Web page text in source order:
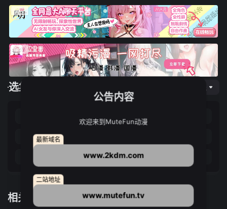
选集播放
第05集
第10集 第11集
相关推荐
公告内容
欢迎来到MuteFun动漫
最新域名
www.2kdm.com
二站地址
www.mutefun.tv